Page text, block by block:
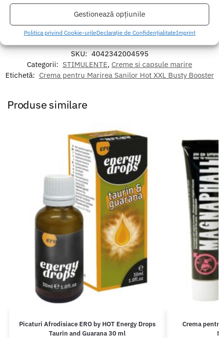
Gestionează opțiunile
Politica privind Cookie-urileDeclarație de ConfidențialitateImprint
*A nu se lasa la indemana copiilor.
*Uz extern
SKU: 4042342004595
Categorii: STIMULENTE, Creme si capsule marire
Etichetă: Crema pentru Marirea Sanilor Hot XXL Busty Booster
Produse similare
Picaturi Afrodisiace ERO by HOT Energy Drops
Taurin and Guarana 30 ml
Crema